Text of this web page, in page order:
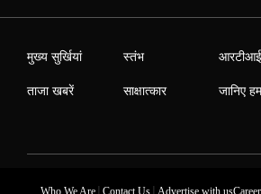
मुख्य सुर्खियां
ताजा खबरें
स्तंभ
साक्षात्कार
आरटीआई
जानिए
Who We Are Contact Us Advertise with us